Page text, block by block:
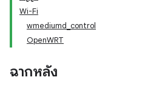
Wi-Fi
wmediumd_control
OpenWRT
ฉากหลัง